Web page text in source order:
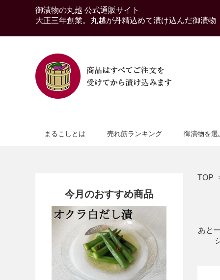
御漬物の丸越 公式通販サイト
大正三年創業。丸越が丹精込めて漬け込んだ御漬物
まるこしとは 売れ筋ランキング 御漬物を選
TOP
あと
今月のおすすめ商品